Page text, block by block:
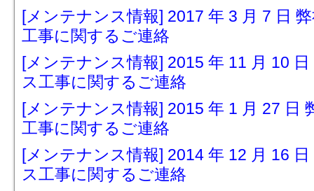
[メンテナンス情報] 2017 年 3 月 7 日
工事に関するご連絡
[メンテナンス情報] 2015 年 11 月 10
ス工事に関するご連絡
[メンテナンス情報] 2015 年 1 月 27 日
工事に関するご連絡
[メンテナンス情報] 2014 年 12 月 16
ス工事に関するご連絡